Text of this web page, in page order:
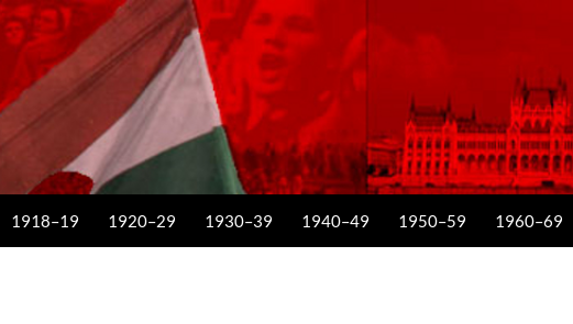
1918–19 1920–29 1930–39 1940–49 1950–59 1960–69